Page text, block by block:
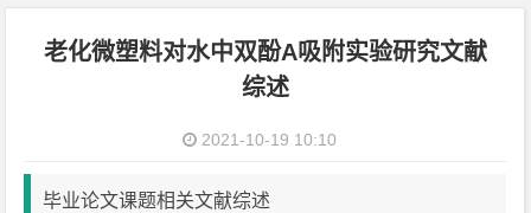
老化微塑料对水中双酚A吸附实验研究文献
综述
2021-10-19 10:10
毕业论文课题相关文献综述